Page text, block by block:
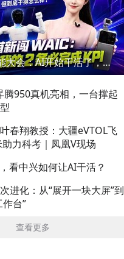
世界人工智能大会：AI开始干活了，但到底干的怎么样？萌新闯WAIC
腾950真机亮相，一台撑起
春翔教授：大疆eVTOL飞
力科考｜凤凰V现场
看中兴如何让AI干活？
进化：从“展开一块大屏”到
台”
查看更多